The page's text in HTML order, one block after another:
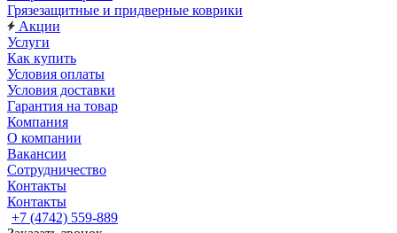
Грязезащитные и придверные коврики
Акции
Услуги
Как купить
Условия оплаты
Условия доставки
Гарантия на товар
Компания
О компании
Вакансии
Сотрудничество
Контакты
Контакты
+7 (4742) 559-889